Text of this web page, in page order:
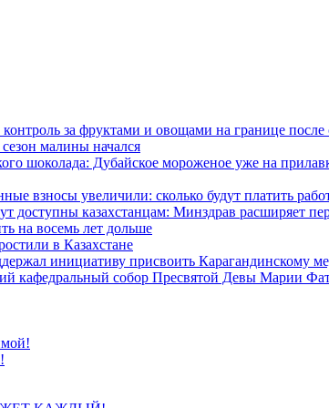
за фруктами и овощами на границе
малины начался
шоколада: Дубайское мороженое уже на
взносы увеличили: сколько будут платить
доступны казахстанцам: Минздрав расширяет
на восемь лет дольше
в Казахстане
инициативу присвоить Карагандинскому
кафедральный собор Пресвятой Девы Марии